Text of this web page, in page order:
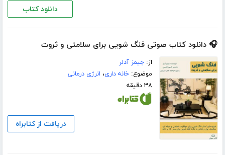
دانلود کتاب
🎧 دانلود کتاب صوتی فنگ شویی برای سلامتی و ثروت
از:جیمز آدلر
موضوع:خانه داری، انرژی درمانی
۳۸ دقیقه
دریافت از کتابراه